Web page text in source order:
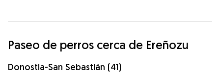
Paseo de perros cerca de Ereñozu
Donostia-San Sebastián (41)